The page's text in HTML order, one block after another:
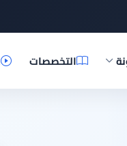
التخصصات